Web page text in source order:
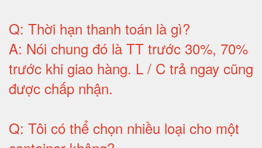
Q: Thời hạn thanh toán là gì?
A: Nói chung đó là TT trước 30%, 70%
trước khi giao hàng. L / C trả ngay cũng
được chấp nhận.
Q: Tôi có thể chọn nhiều loại cho một